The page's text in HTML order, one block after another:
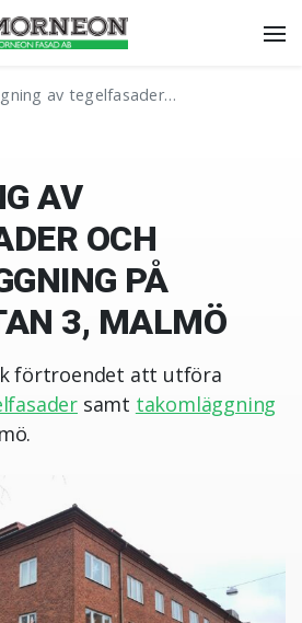
av tegelfasader…
AV
OCH
PÅ
3, MALMÖ
förtroendet att utföra
samt takomläggning